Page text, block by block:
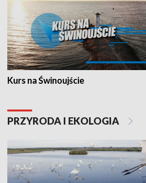
Kurs na Świnoujście
PRZYRODA I EKOLOGIA